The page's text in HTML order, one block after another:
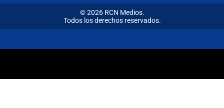
© 2026 RCN Medios.
Todos los derechos reservados.